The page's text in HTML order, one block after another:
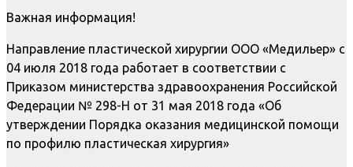
Важная информация!
Направление пластической хирургии ООО «Медильер» с
04 июля 2018 года работает в соответствии с
Приказом министерства здравоохранения Российской
Федерации № 298-Н от 31 мая 2018 года «Об
утверждении Порядка оказания медицинской помощи
по профилю пластическая хирургия»